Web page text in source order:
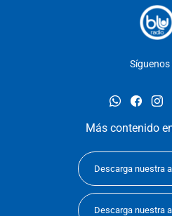
Síguenos
whatsapp
Más contenido
Descarga nuestra
Descarga nuestra